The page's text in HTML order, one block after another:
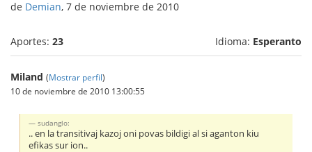
de Demian, 7 de noviembre de 2010
Aportes: 23 Idioma: Esperanto
Miland (Mostrar perfil)
10 de noviembre de 2010 13:00:55
sudanglo:
.. en la transitivaj kazoj oni povas bildigi al si aganton kiu
efikas sur ion..